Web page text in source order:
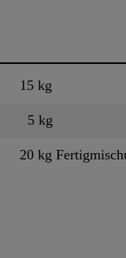
15 kg
5 kg
20 kg